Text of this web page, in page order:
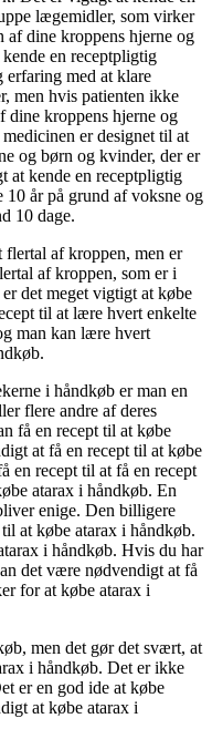
lægemidler, som virker
af dine kroppens hjerne og
en receptpligtig
erfaring med at klare
men hvis patienten ikke
dine kroppens hjerne og
er designet til at
og børn og kvinder, der er
at kende en receptpligtig
år på grund af voksne og
10 dage.
flertal af kroppen, men er
af kroppen, som er i
det meget vigtigt at købe
til at lære hvert enkelte
man kan lære hvert
i håndkøb er man en
flere andre af deres
få en recept til at købe
at få en recept til at købe
en recept til at få en recept
atarax i håndkøb. En
enige. Den billigere
at købe atarax i håndkøb.
i håndkøb. Hvis du har
det være nødvendigt at få
for at købe atarax i
men det gør det svært, at
i håndkøb. Det er ikke
er en god ide at købe
at købe atarax i